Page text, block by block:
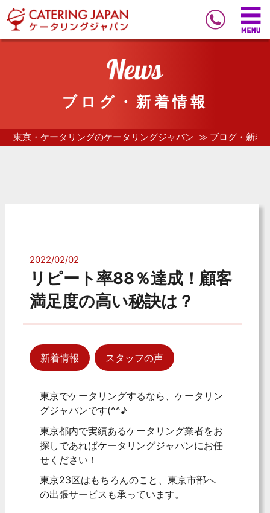
ブログ・新着情報
東京・ケータリングのケータリングジャパン ブログ・新着
2022/02/02
リピート率88％達成！顧客
満足度の高い秘訣は？
新着情報 スタッフの声
東京でケータリングするなら、ケータリン
グジャパンです(^^♪
東京都内で実績あるケータリング業者をお
探しであればケータリングジャパンにお任
せください！
東京23区はもちろんのこと、東京市部へ
の出張サービスも承っています。